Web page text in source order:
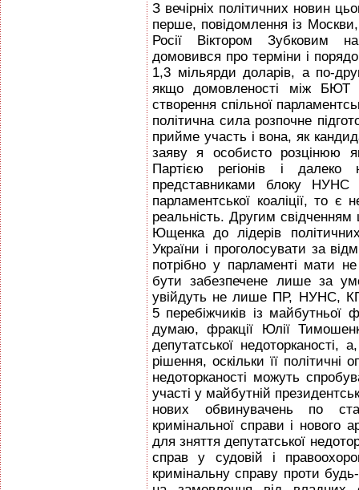
З вечірніх політичних новин
перше, повідомлення із
Росії Віктором Зубковим
домовився про терміни і
1,3 мільярди доларів, а по-
якщо домовленості між БЮТ
створення спільної
політична сила розпочне
прийме участь і вона, як
заяву я особисто розцінюю
Партією регіонів і
представниками блоку НУНС
парламентської коаліції, то є
реальність. Другим
Ющенка до лідерів
України і проголосувати за
потрібно у парламенті мати
бути забезпечене лише за
увійдуть не лише ПР, НУНС,
5 перебіжчиків із
думаю, фракції Юлії
депутатської недоторканості,
рішення, оскільки її політичні
недоторканості можуть
участі у майбутній
нових обвинувачень по
кримінальної справи і
для зняття депутатської
справ у судовій і
кримінальну справу проти